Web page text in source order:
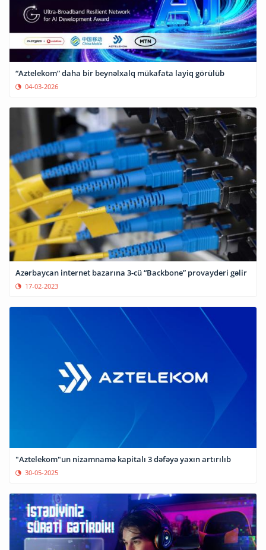
“Aztelekom” daha bir beynəlxalq mükafata layiq görülüb
04-03-2026
Azərbaycan internet bazarına 3-cü “Backbone” provayderi gəlir
17-02-2023
"Aztelekom"un nizamnamə kapitalı 3 dəfəyə yaxın artırılıb
30-05-2025